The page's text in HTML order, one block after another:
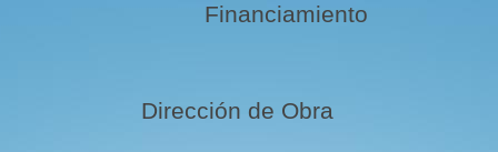
Financiamiento
Dirección de Obra